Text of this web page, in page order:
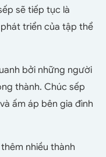
sẽ tiếp tục là
triển của tập thể
bởi những người
thành. Chúc sếp
ấm áp bên gia đình
nhiều thành